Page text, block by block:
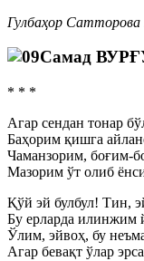
Гулбаҳор
Самад
* * *
Агар сендан тонар
Баҳорим қишга
Чаманзорим, боғим-
Мазорим ўт олиб
Қўй эй булбул! Тин,
Бу ерларда илинжим
Ўлим, эйвоҳ, бу
Агар бевақт ўлар